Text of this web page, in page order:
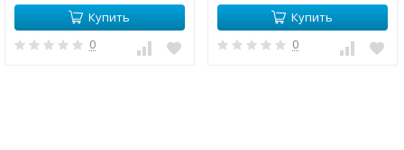
Купить
0
Купить
0